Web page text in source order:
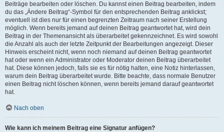
Beiträge bearbeiten oder löschen. Du kannst einen Beitrag bearbeiten, indem
du das „Ändere Beitrag“-Symbol für den entsprechenden Beitrag anklickst;
eventuell ist dies nur für einen begrenzten Zeitraum nach seiner Erstellung
möglich. Wenn bereits jemand auf deinen Beitrag geantwortet hat, wird dein
Beitrag in der Themenansicht als überarbeitet gekennzeichnet. Es wird sowohl
die Anzahl als auch der letzte Zeitpunkt der Bearbeitungen angezeigt. Dieser
Hinweis erscheint nicht, wenn noch niemand auf deinen Beitrag geantwortet
hat oder wenn ein Administrator oder Moderator deinen Beitrag überarbeitet
hat. Diese können jedoch, falls sie es für nötig halten, eine Notiz hinterlassen,
warum dein Beitrag überarbeitet wurde. Bitte beachte, dass normale Benutzer
einen Beitrag nicht löschen können, wenn bereits jemand darauf geantwortet
hat.
Nach oben
Wie kann ich meinem Beitrag eine Signatur anfügen?